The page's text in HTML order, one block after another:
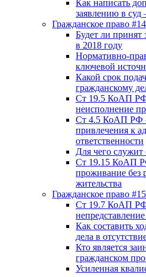
Как написать
заявлению в
Гражданское право #14
Будет ли принят
в 2018 году
Нормативно-
ключевой
Какой срок
гражданскому
Ст 19.5 КоАП РФ
неисполнение
Ст 4.5 КоАП РФ
привлечения к
ответственности
Для чего
Ст 19.15 КоАП
проживание без
жительства
Гражданское право #15
Ст 19.7 КоАП РФ
Как составить
дела в
Кто является
гражданском
Усиленная